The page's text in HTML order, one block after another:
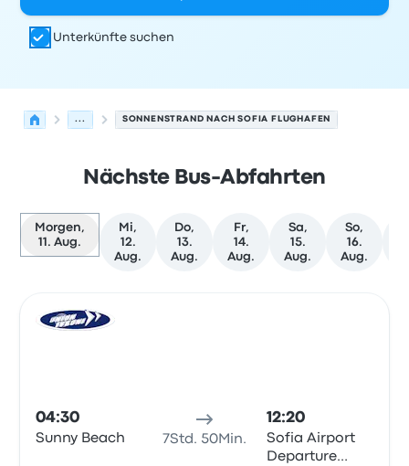
Unterkünfte suchen
... SONNENSTRAND NACH SOFIA FLUGHAFEN
Nächste Bus-Abfahrten
Morgen,
11. Aug.
Mi,
12.
Aug.
Do,
13.
Aug.
Fr,
14.
Aug.
Sa,
15.
Aug.
So,
16.
Aug.
04:30
Sunny Beach 7Std. 50Min.
12:20
Sofia Airport
Departure